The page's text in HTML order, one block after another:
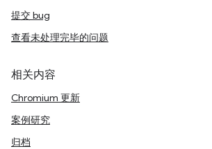
提交 bug
查看未处理完毕的问题
相关内容
Chromium 更新
案例研究
归档